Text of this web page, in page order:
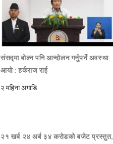
संसद्मा बोल्न पनि आन्दोलन गर्नुपर्ने अवस्था
आयो : हर्कराज राई
२ महिना अगाडि
२१ खर्ब २४ अर्ब ३४ करोडको बजेट प्रस्तुत,